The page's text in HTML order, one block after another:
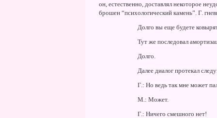
он, естественно, доставлял некоторое
брошен “психологический камень”. Г.
Долго вы еще будете
Тут же последовал
Долго.
Далее диалог протекал
Г.: Hо ведь так мне может
М.: Может.
Г.: Hичего смешного нет!